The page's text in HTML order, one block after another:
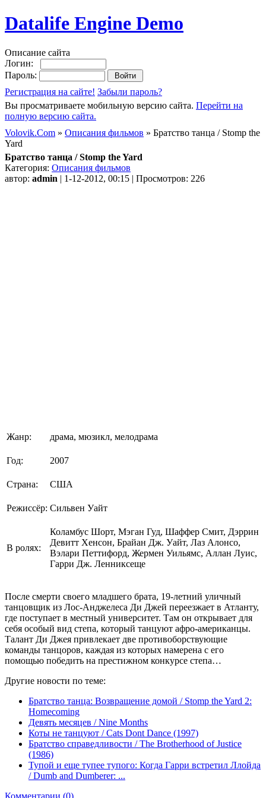
Datalife Engine Demo
Описание сайта
Логин:
Пароль:
Регистрация на сайте! Забыли пароль?
Вы просматриваете мобильную версию сайта. Перейти на
полную версию сайта.
Volovik.Com » Описания фильмов » Братство танца / Stomp the
Yard
Братство танца / Stomp the Yard
Категория: Описания фильмов
автор: admin | 1-12-2012, 00:15 | Просмотров: 226
Жанр: драма, мюзикл, мелодрама
Год: 2007
Страна: США
Режиссёр: Сильвен Уайт
В ролях:
Коламбус Шорт, Мэган Гуд, Шаффер Смит, Дэррин
Девитт Хенсон, Брайан Дж. Уайт, Лаз Алонсо,
Вэлари Петтифорд, Жермен Уильямс, Аллан Луис,
Гарри Дж. Ленниксеще
После смерти своего младшего брата, 19-летний уличный
танцовщик из Лос-Анджелеса Ди Джей переезжает в Атланту,
где поступает в местный университет. Там он открывает для
себя особый вид степа, который танцуют афро-американцы.
Талант Ди Джея привлекает две противоборствующие
команды танцоров, каждая из которых намерена с его
помощью победить на престижном конкурсе степа…
Другие новости по теме:
Братство танца: Возвращение домой / Stomp the Yard 2:
Homecoming
Девять месяцев / Nine Months
Коты не танцуют / Cats Dont Dance (1997)
Братство справедливости / The Brotherhood of Justice
(1986)
Тупой и еще тупее тупого: Когда Гарри встретил Ллойда
/ Dumb and Dumberer: ...
Комментарии (0)